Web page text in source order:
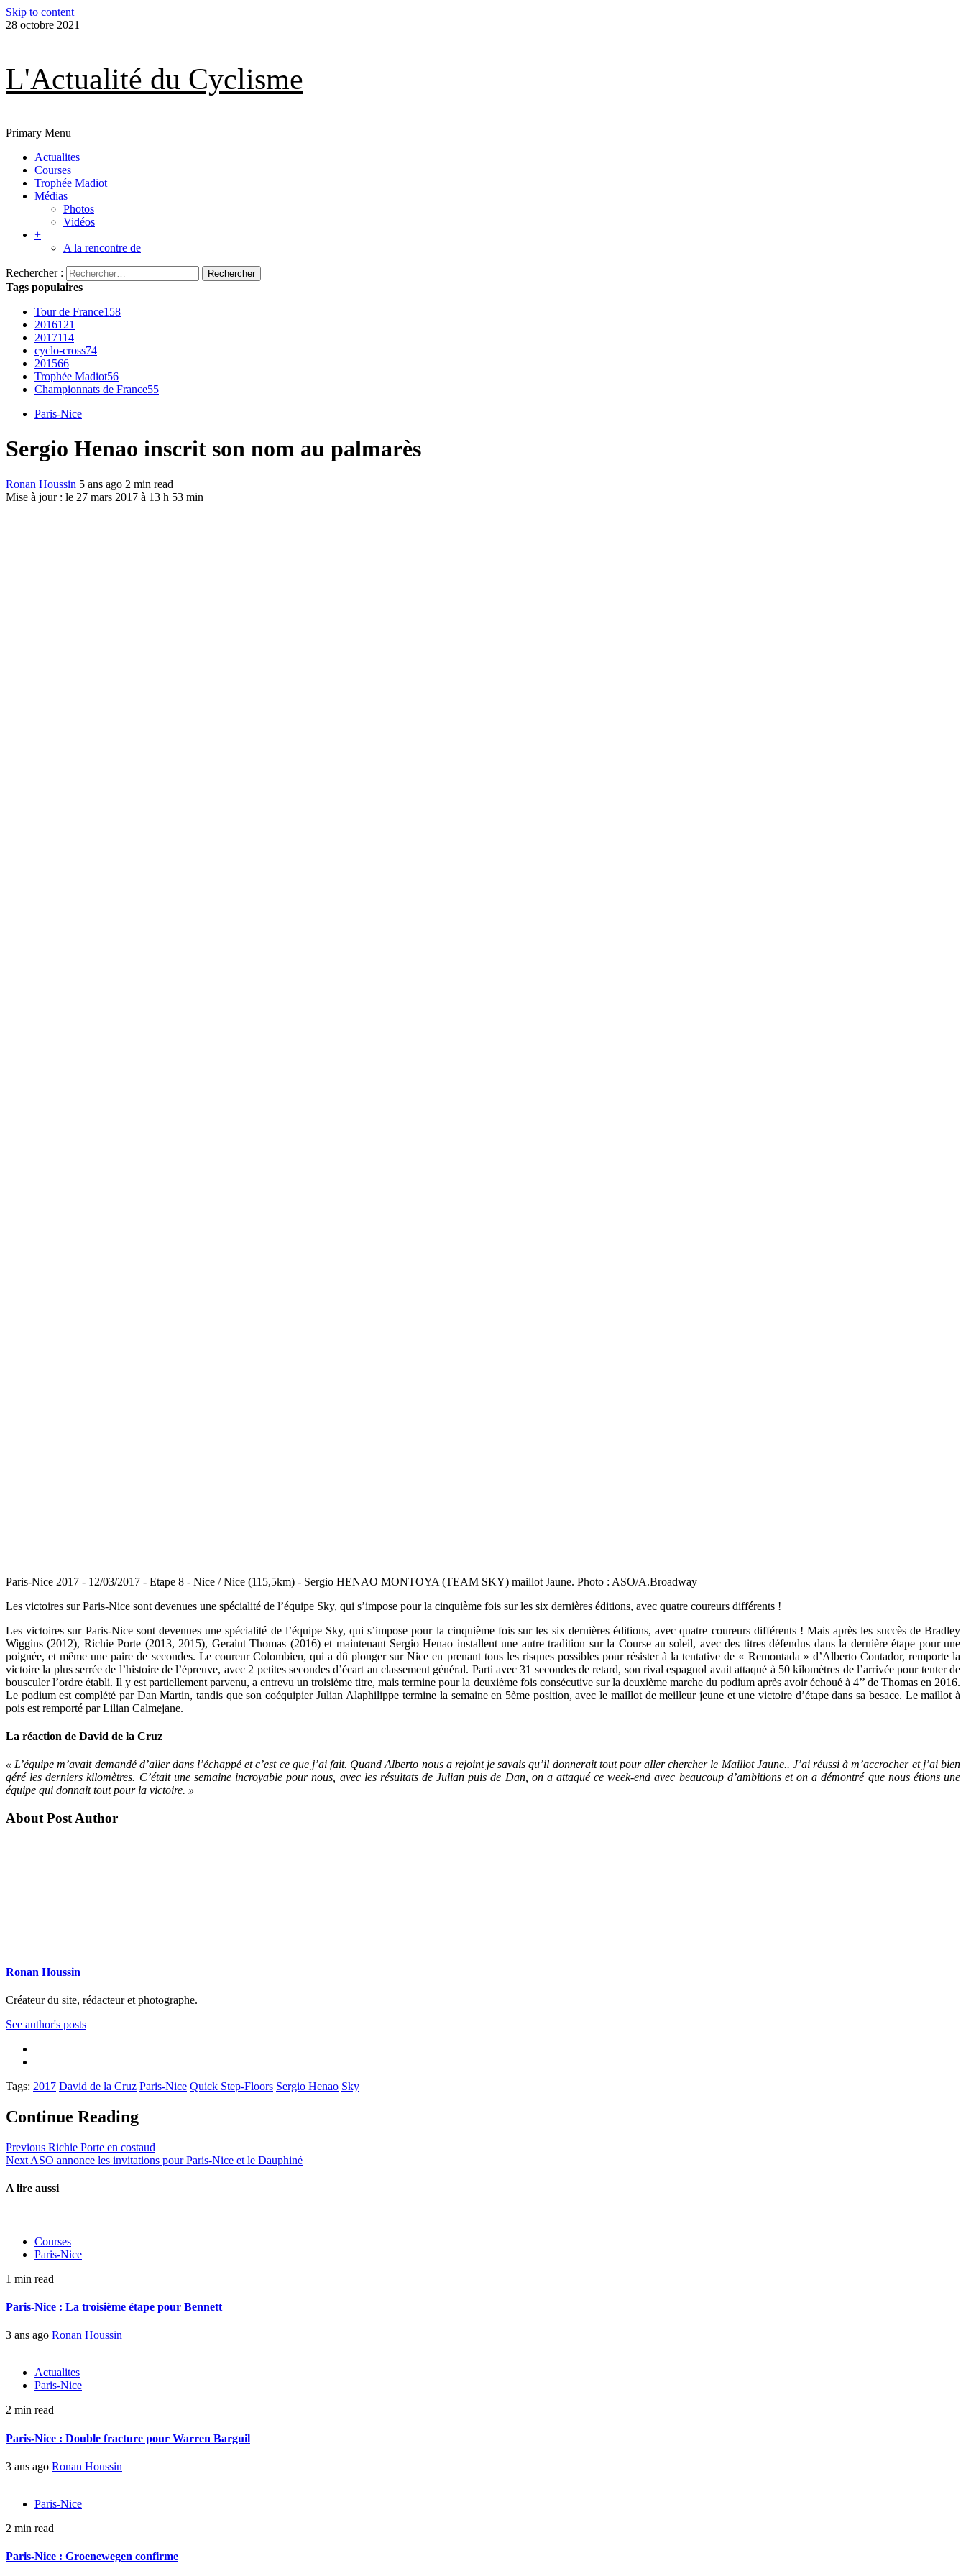
Skip to content
28 octobre 2021
L'Actualité du Cyclisme
Primary Menu
Actualites
Courses
Trophée Madiot
Médias
Photos
Vidéos
+
A la rencontre de
Rechercher :
Tags populaires
Tour de France158
2016121
2017114
cyclo-cross74
201566
Trophée Madiot56
Championnats de France55
Paris-Nice
Sergio Henao inscrit son nom au palmarès
Ronan Houssin 5 ans ago 2 min read
Mise à jour : le 27 mars 2017 à 13 h 53 min
Paris-Nice 2017 - 12/03/2017 - Etape 8 - Nice / Nice (115,5km) - Sergio HENAO MONTOYA (TEAM SKY) maillot Jaune. Photo : ASO/A.Broadway
Les victoires sur Paris-Nice sont devenues une spécialité de l’équipe Sky, qui s’impose pour la cinquième fois sur les six dernières éditions, avec quatre coureurs différents !
Les victoires sur Paris-Nice sont devenues une spécialité de l’équipe Sky, qui s’impose pour la cinquième fois sur les six dernières éditions, avec quatre coureurs différents ! Mais après les succès de Bradley
Wiggins (2012), Richie Porte (2013, 2015), Geraint Thomas (2016) et maintenant SergioHenao installent une autre tradition sur la Course au soleil, avec des titres défendus dans la dernière étape pour une
poignée, et même une paire de secondes. Le coureur Colombien, qui a dû plonger sur Nice en prenant tous les risques possibles pour résister à la tentative de « Remontada » d’Alberto Contador, remporte la
victoire la plus serrée de l’histoire de l’épreuve, avec 2 petites secondes d’écart au classement général. Parti avec 31 secondes de retard, son rival espagnol avait attaqué à 50 kilomètres de l’arrivée pour tenter de
bousculer l’ordre établi. Il y est partiellement parvenu, a entrevu un troisième titre, mais termine pour la deuxième fois consécutive sur la deuxième marche du podium après avoir échoué à 4’’ de Thomas en 2016.
Le podium est complété par Dan Martin, tandis que son coéquipier Julian Alaphilippe termine la semaine en 5ème position, avec le maillot de meilleur jeune et une victoire d’étape dans sa besace. Le maillot à
pois est remporté par Lilian Calmejane.
La réaction de David de la Cruz
« L’équipe m’avait demandé d’aller dans l’échappé et c’est ce que j’ai fait. Quand Alberto nous a rejoint je savais qu’il donnerait tout pour aller chercher le Maillot Jaune.. J’ai réussi à m’accrocher et j’ai bien
géré les derniers kilomètres. C’était une semaine incroyable pour nous, avec les résultats de Julian puis de Dan, on a attaqué ce week-end avec beaucoup d’ambitions et on a démontré que nous étions une
équipe qui donnait tout pour la victoire. »
About Post Author
Ronan Houssin
Créateur du site, rédacteur et photographe.
See author's posts
Tags: 2017 David de la Cruz Paris-Nice Quick Step-Floors Sergio Henao Sky
Continue Reading
Previous Richie Porte en costaud
Next ASO annonce les invitations pour Paris-Nice et le Dauphiné
A lire aussi
Courses
Paris-Nice
1 min read
Paris-Nice : La troisième étape pour Bennett
3 ans ago Ronan Houssin
Actualites
Paris-Nice
2 min read
Paris-Nice : Double fracture pour Warren Barguil
3 ans ago Ronan Houssin
Paris-Nice
2 min read
Paris-Nice : Groenewegen confirme